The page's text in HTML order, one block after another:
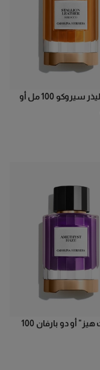
ستاليون ليذر سيروكو 100 مل أو
"أميثيست هيز" أو دو بارفان 100